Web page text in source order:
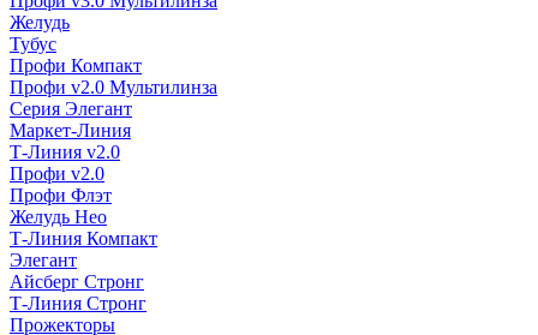
Желудь
Тубус
Профи Компакт
Профи v2.0 Мультилинза
Серия Элегант
Маркет-Линия
Т-Линия v2.0
Профи v2.0
Профи Флэт
Желудь Нео
Т-Линия Компакт
Элегант
Айсберг Стронг
Т-Линия Стронг
Прожекторы